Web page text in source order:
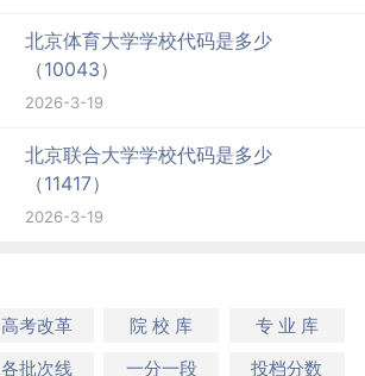
北京体育大学学校代码是多少
（10043）
2026-3-19
北京联合大学学校代码是多少
（11417）
2026-3-19
高考改革 院 校 库
专 业 库
各批次线 一分一段 投档分数